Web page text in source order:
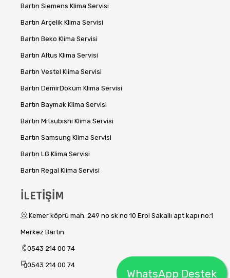
Bartın Siemens Klima Servisi
Bartın Arçelik Klima Servisi
Bartın Beko Klima Servisi
Bartın Altus Klima Servisi
Bartın Vestel Klima Servisi
Bartın DemirDöküm Klima Servisi
Bartın Baymak Klima Servisi
Bartın Mitsubishi Klima Servisi
Bartın Samsung Klima Servisi
Bartın LG Klima Servisi
Bartın Regal Klima Servisi
İLETİŞİM
Kemer köprü mah. 249 no sk no 10 Erol Sakallı apt kapı no:1
Merkez Bartın
0543 214 00 74
0543 214 00 74
WhatsApp Destek